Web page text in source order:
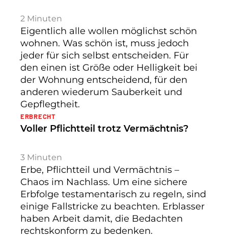
2 Minuten
Eigentlich alle wollen möglichst schön
wohnen. Was schön ist, muss jedoch
jeder für sich selbst entscheiden. Für
den einen ist Größe oder Helligkeit bei
der Wohnung entscheidend, für den
anderen wiederum Sauberkeit und
Gepflegtheit.
ERBRECHT
Voller Pflichtteil trotz Vermächtnis?
3 Minuten
Erbe, Pflichtteil und Vermächtnis –
Chaos im Nachlass. Um eine sichere
Erbfolge testamentarisch zu regeln, sind
einige Fallstricke zu beachten. Erblasser
haben Arbeit damit, die Bedachten
rechtskonform zu bedenken.